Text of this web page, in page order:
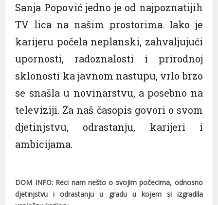
Sanja Popović jedno je od najpoznatijih
TV lica na našim prostorima. Iako je
karijeru počela neplanski, zahvaljujući
upornosti, radoznalosti i prirodnoj
sklonosti ka javnom nastupu, vrlo brzo
se snašla u novinarstvu, a posebno na
televiziji. Za naš časopis govori o svom
djetinjstvu, odrastanju, karijeri i
ambicijama.
DOM INFO: Reci nam nešto o svojim počecima, odnosno
djetinjstvu i odrastanju u gradu u kojem si izgradila